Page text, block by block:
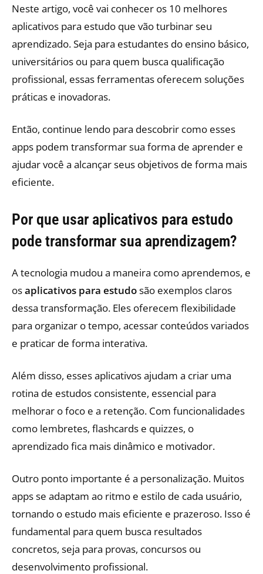
Neste artigo, você vai conhecer os 10 melhores
aplicativos para estudo que vão turbinar seu
aprendizado. Seja para estudantes do ensino básico,
universitários ou para quem busca qualificação
profissional, essas ferramentas oferecem soluções
práticas e inovadoras.
Então, continue lendo para descobrir como esses
apps podem transformar sua forma de aprender e
ajudar você a alcançar seus objetivos de forma mais
eficiente.
Por que usar aplicativos para estudo
pode transformar sua aprendizagem?
A tecnologia mudou a maneira como aprendemos, e
osaplicativos para estudosão exemplos claros
dessa transformação. Eles oferecem flexibilidade
para organizar o tempo, acessar conteúdos variados
e praticar de forma interativa.
Além disso, esses aplicativos ajudam a criar uma
rotina de estudos consistente, essencial para
melhorar o foco e a retenção. Com funcionalidades
como lembretes, flashcards e quizzes, o
aprendizado fica mais dinâmico e motivador.
Outro ponto importante é a personalização. Muitos
apps se adaptam ao ritmo e estilo de cada usuário,
tornando o estudo mais eficiente e prazeroso. Isso é
fundamental para quem busca resultados
concretos, seja para provas, concursos ou
desenvolvimento profissional.